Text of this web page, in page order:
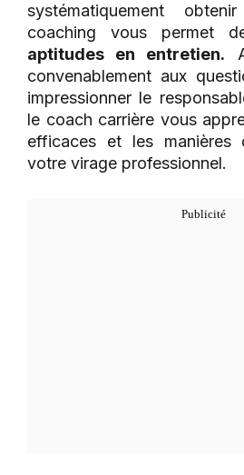
systématiquement
coaching vous permet
aptitudes en entretien.
convenablement aux
impressionner le
le coach carrière vous
efficaces et les manières
votre virage professionnel.